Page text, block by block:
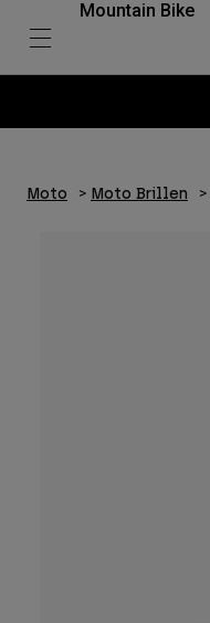
Mountain Bike
Moto Moto Brillen